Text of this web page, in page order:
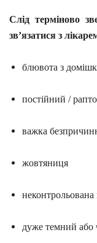
Слід терміново
зв’язатися з
блювота з
постійний /
важка
жовтяниця
неконтрольована
дуже темний або